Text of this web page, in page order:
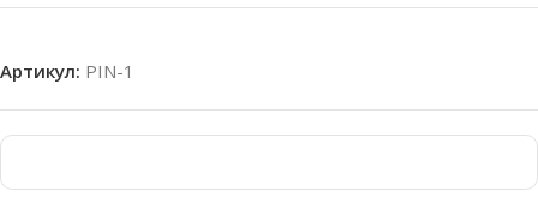
Артикул: PIN-1